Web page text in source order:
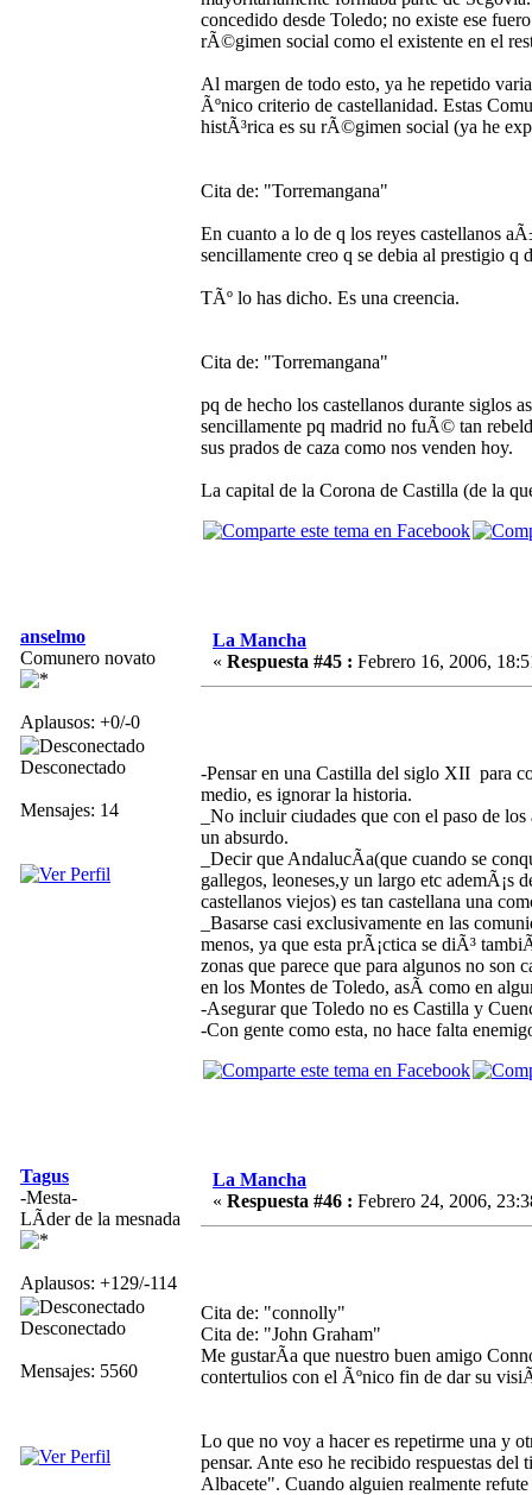
concedido desde Toledo; no existe ese
rÃ©gimen social como el existente en el
Al margen de todo esto, ya he repetido
Ãºnico criterio de castellanidad. Estas
histÃ³rica es su rÃ©gimen social (ya he
Cita de: "Torremangana"
En cuanto a lo de q los reyes castellanos
sencillamente creo q se debia al prestigio q
TÃº lo has dicho. Es una creencia.
Cita de: "Torremangana"
pq de hecho los castellanos durante siglos
sencillamente pq madrid no fuÃ© tan
sus prados de caza como nos venden hoy.
La capital de la Corona de Castilla (de la
anselmo
Comunero novato
Aplausos: +0/-0
Desconectado
Mensajes: 14
La Mancha
« Respuesta #45 : Febrero 16, 2006,
-Pensar en una Castilla del siglo XII para
medio, es ignorar la historia.
_No incluir ciudades que con el paso de
un absurdo.
_Decir que AndalucÃ­a(que cuando se
gallegos, leoneses,y un largo etc ademÃ¡s
castellanos viejos) es tan castellana una
_Basarse casi exclusivamente en las
menos, ya que esta prÃ¡ctica se diÃ³
zonas que parece que para algunos no
en los Montes de Toledo, asÃ­ como en
-Asegurar que Toledo no es Castilla y
-Con gente como esta, no hace falta
Tagus
-Mesta-
LÃ­der de la mesnada
Aplausos: +129/-114
Desconectado
Mensajes: 5560
La Mancha
« Respuesta #46 : Febrero 24, 2006,
Cita de: "connolly"
Cita de: "John Graham"
Me gustarÃ­a que nuestro buen amigo
contertulios con el Ãºnico fin de dar su
Lo que no voy a hacer es repetirme una y
pensar. Ante eso he recibido respuestas
Albacete". Cuando alguien realmente